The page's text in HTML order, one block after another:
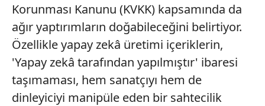
Korunması Kanunu (KVKK) kapsamında da
ağır yaptırımların doğabileceğini belirtiyor.
Özellikle yapay zekâ üretimi içeriklerin,
'Yapay zekâ tarafından yapılmıştır' ibaresi
taşımaması, hem sanatçıyı hem de
dinleyiciyi manipüle eden bir sahtecilik